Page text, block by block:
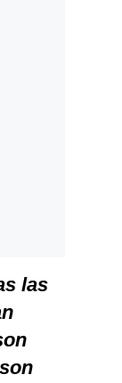
las